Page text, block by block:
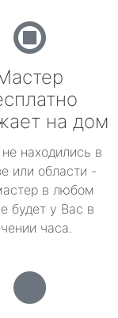
на дом
находились в
или области -
в любом
будет у Вас в
часа.